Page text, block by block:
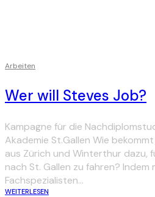
Arbeiten
Wer will Steves Job?
Kampagne für die
Akademie St.Gallen Wie
aus Zürich und Winterthur dazu,
nach St. Gallen zu fahren? Indem
Fachspezialisten...
WEITERLESEN